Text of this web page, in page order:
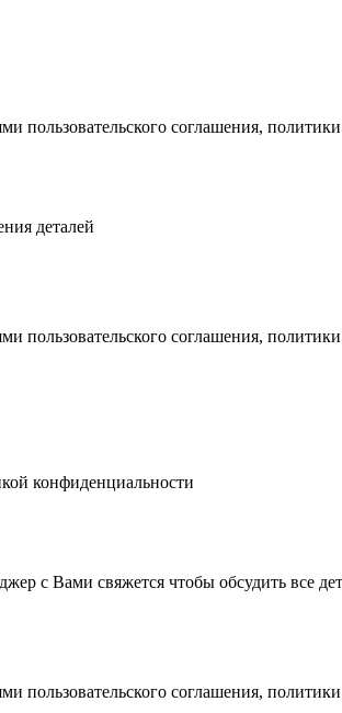
пользовательского соглашения,
деталей
пользовательского соглашения,
конфиденциальности
с Вами свяжется чтобы обсудить все
пользовательского соглашения,